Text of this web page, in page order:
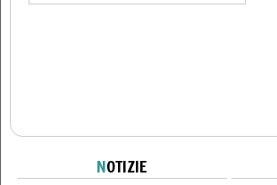
NOTIZIE